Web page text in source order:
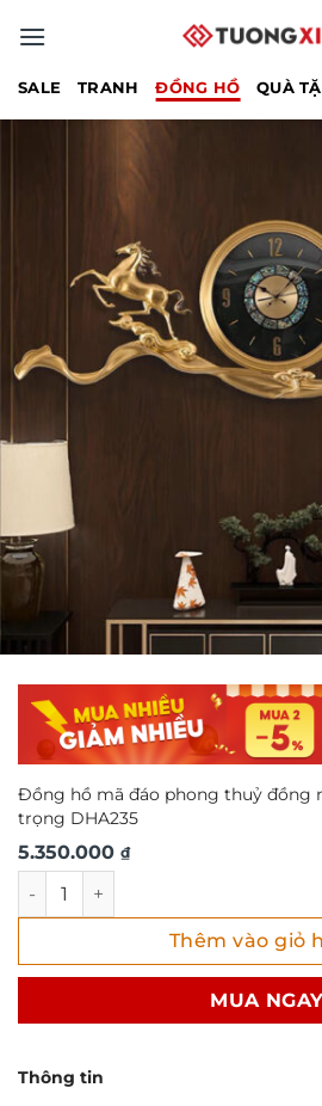
qua
SALE TRANH ĐỒNG HỒ QUÀ
Đồng hồ mã đáo phong thuỷ đồng
trọng DHA235
5.350.000 ₫
Đồng hồ mã đáo phong thuỷ
Thêm vào giỏ
MUA NGAY
Thông tin